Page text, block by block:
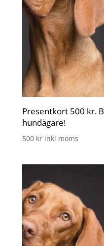
Presentkort 500 kr.
hundägare!
500 kr inkl moms